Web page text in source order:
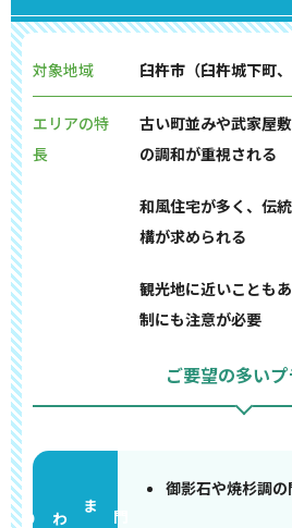
対象地域 臼杵市（臼杵城下町
エリアの特
長
古い町並みや武家屋
の調和が重視される
和風住宅が多く、伝
構が求められる
観光地に近いことも
制にも注意が必要
ご要望の多い
門まわり
御影石や焼杉調の